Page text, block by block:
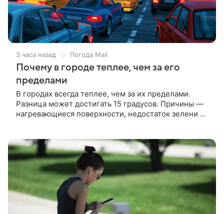
3 часа назад Погода Mail
Почему в городе теплее, чем за его
пределами
В городах всегда теплее, чем за их пределами.
Разница может достигать 15 градусов. Причины —
нагревающиеся поверхности, недостаток зелени и